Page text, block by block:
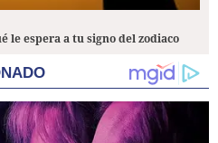
le espera a tu signo del zodiaco